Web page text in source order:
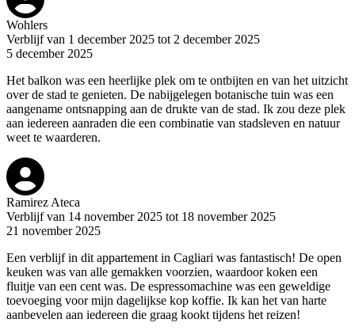
Wohlers
Verblijf van 1 december 2025 tot 2 december 2025
5 december 2025
Het balkon was een heerlijke plek om te ontbijten en van het uitzicht
over de stad te genieten. De nabijgelegen botanische tuin was een
aangename ontsnapping aan de drukte van de stad. Ik zou deze plek
aan iedereen aanraden die een combinatie van stadsleven en natuur
weet te waarderen.
Ramirez Ateca
Verblijf van 14 november 2025 tot 18 november 2025
21 november 2025
Een verblijf in dit appartement in Cagliari was fantastisch! De open
keuken was van alle gemakken voorzien, waardoor koken een
fluitje van een cent was. De espressomachine was een geweldige
toevoeging voor mijn dagelijkse kop koffie. Ik kan het van harte
aanbevelen aan iedereen die graag kookt tijdens het reizen!